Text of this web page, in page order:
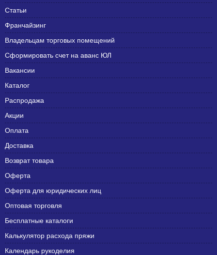
Статьи
Франчайзинг
Владельцам торговых помещений
Сформировать счет на аванс ЮЛ
Вакансии
Каталог
Распродажа
Акции
Оплата
Доставка
Возврат товара
Оферта
Оферта для юридических лиц
Оптовая торговля
Бесплатные каталоги
Калькулятор расхода пряжи
Календарь рукоделия